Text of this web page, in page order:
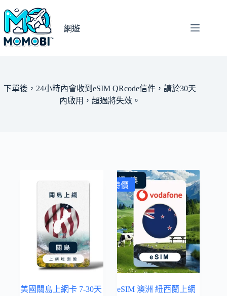
主
要
網遊
下單後，24小時內會收到eSIM QRcode信件，請於30天
內啟用，超過將失效。
美國關島上網卡 7-30天
特價
eSIM 澳洲 紐西蘭上網